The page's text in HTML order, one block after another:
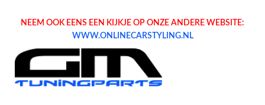
NEEM OOK EENS EEN KIJKJE OP ONZE ANDERE WEBSITE:
WWW.ONLINECARSTYLING.NL